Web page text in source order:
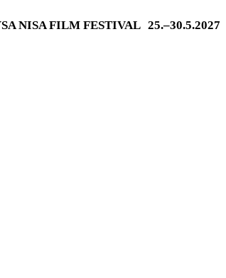
NISA FILM FESTIVAL 25.–30.5.2027